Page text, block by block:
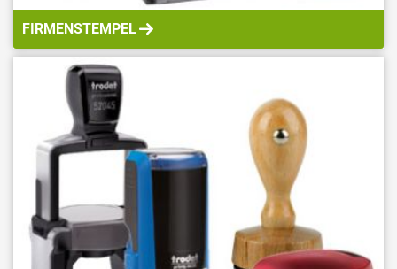
FIRMENSTEMPEL